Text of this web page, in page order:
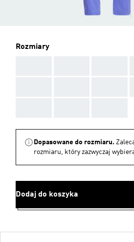
Rozmiary
Dopasowane do rozmiaru.
rozmiaru, który zazwyczaj
Dodaj do koszyka